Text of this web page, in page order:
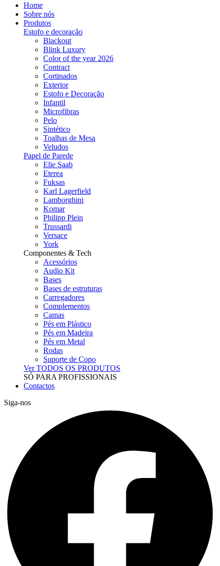
Home
Sobre nós
Produtos
Estofo e decoração
Blackout
Blink Luxury
Color of the year 2026
Contract
Cortinados
Exterior
Estofo e Decoração
Infantil
Microfibras
Pelo
Sintético
Toalhas de Mesa
Veludos
Papel de Parede
Elie Saab
Eterea
Fuksas
Karl Lagerfield
Lamborghini
Komar
Philipp Plein
Trussardi
Versace
York
Componentes & Tech
Acessórios
Audio Kit
Bases
Bases de estruturas
Carregadores
Complementos
Camas
Pés em Plástico
Pés em Madeira
Pés em Metal
Rodas
Suporte de Copo
Ver TODOS OS PRODUTOS
SÓ PARA PROFISSIONAIS
Contactos
Siga-nos